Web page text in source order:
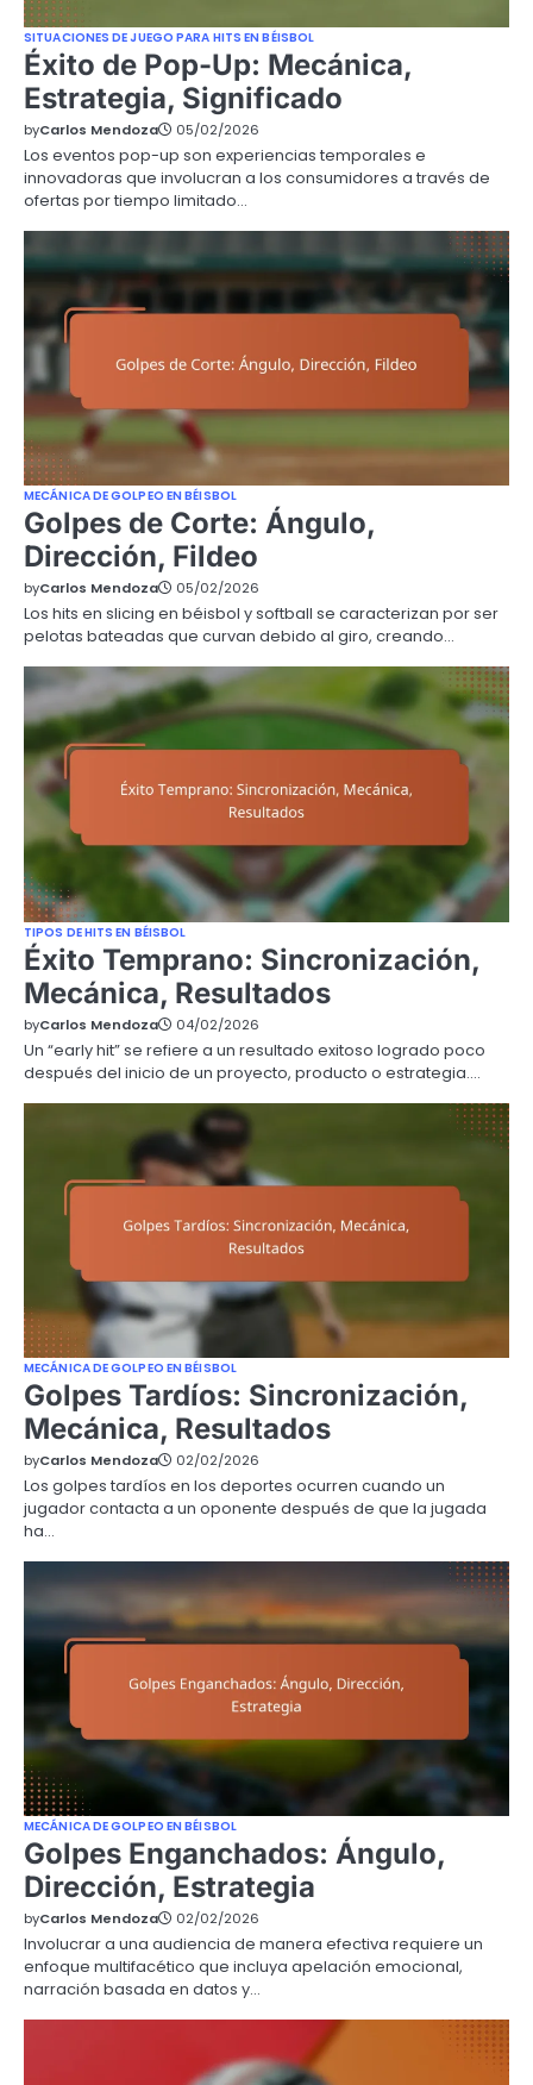
SITUACIONES DE JUEGO PARA HITS EN BÉISBOL
Éxito de Pop-Up: Mecánica,
Estrategia, Significado
byCarlos Mendoza 05/02/2026
Los eventos pop-up son experiencias temporales e
innovadoras que involucran a los consumidores a través de
ofertas por tiempo limitado…
MECÁNICA DE GOLPEO EN BÉISBOL
Golpes de Corte: Ángulo,
Dirección, Fildeo
byCarlos Mendoza 05/02/2026
Los hits en slicing en béisbol y softball se caracterizan por ser
pelotas bateadas que curvan debido al giro, creando…
TIPOS DE HITS EN BÉISBOL
Éxito Temprano: Sincronización,
Mecánica, Resultados
byCarlos Mendoza 04/02/2026
Un “early hit” se refiere a un resultado exitoso logrado poco
después del inicio de un proyecto, producto o estrategia.…
MECÁNICA DE GOLPEO EN BÉISBOL
Golpes Tardíos: Sincronización,
Mecánica, Resultados
byCarlos Mendoza 02/02/2026
Los golpes tardíos en los deportes ocurren cuando un
jugador contacta a un oponente después de que la jugada
ha…
MECÁNICA DE GOLPEO EN BÉISBOL
Golpes Enganchados: Ángulo,
Dirección, Estrategia
byCarlos Mendoza 02/02/2026
Involucrar a una audiencia de manera efectiva requiere un
enfoque multifacético que incluya apelación emocional,
narración basada en datos y…